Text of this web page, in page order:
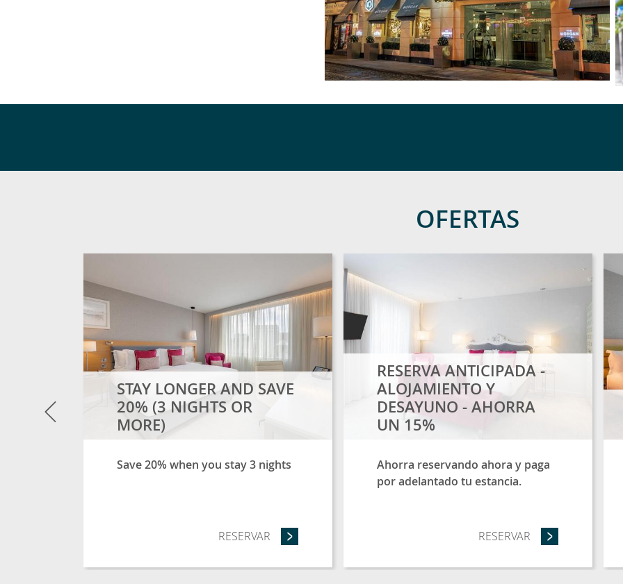
OFERTAS
STAY LONGER AND SAVE
20% (3 NIGHTS OR
MORE)
Save 20% when you stay 3 nights
RESERVAR - STAY LONGER AND SAVE 20% (3 NIGHTS OR MORE)
RESERVA ANTICIPADA -
ALOJAMIENTO Y
DESAYUNO - AHORRA
UN 15%
Ahorra reservando ahora y paga
por adelantado tu estancia.
RESERVAR - RESERVA